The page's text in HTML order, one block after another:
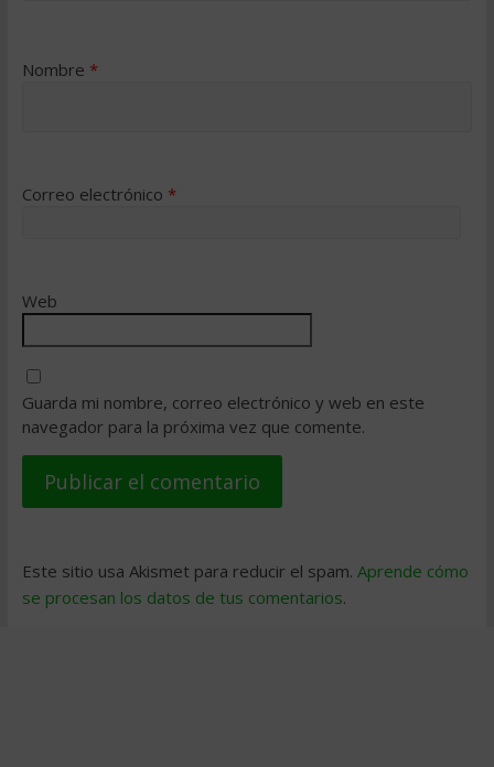
Nombre *
Correo electrónico *
Web
Guarda mi nombre, correo electrónico y web en este
navegador para la próxima vez que comente.
Este sitio usa Akismet para reducir el spam. Aprende cómo
se procesan los datos de tus comentarios.